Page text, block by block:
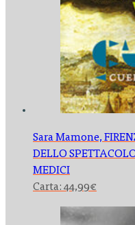
Sara Mamone,
DELLO
MEDICI
Carta: 44,99€